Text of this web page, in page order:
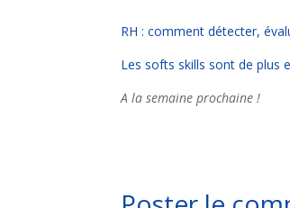
RH : comment détecter,
Les softs skills sont de plus
A la semaine prochaine !